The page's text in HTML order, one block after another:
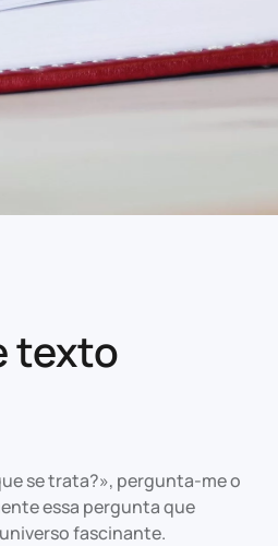
texto
se trata?», pergunta-me o
essa pergunta que
fascinante.